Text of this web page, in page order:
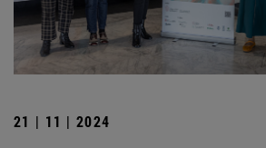
21 | 11 | 2024